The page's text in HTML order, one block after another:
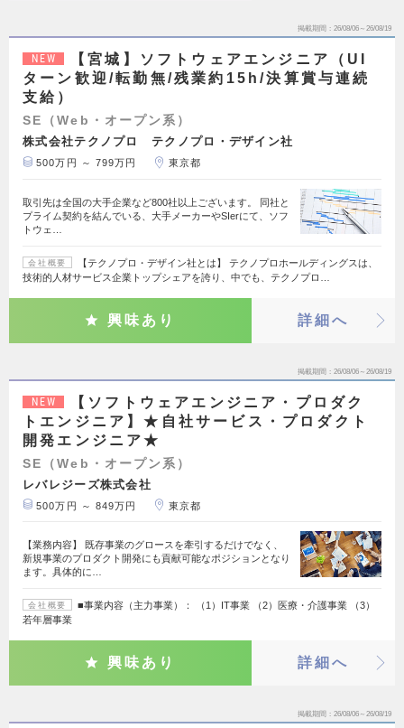
掲載期間 26/08/06～26/08/19
NEW
【宮城】ソフトウェアエンジニア（UI
ターン歓迎/転勤無/残業約15h/決算賞与連続
支給）
SE（Web・オープン系）
株式会社テクノプロ テクノプロ・デザイン社
500万円 ～ 799万円 東京都
取引先は全国の大手企業など800社以上ございます。 同社と
プライム契約を結んでいる、大手メーカーやSIerにて、ソフ
トウェ…
会社概要
【テクノプロ・デザイン社とは】 テクノプロホールディングスは、
技術的人材サービス企業トップシェアを誇り、中でも、テクノプロ…
興味あり 詳細へ
掲載期間 26/08/06～26/08/19
NEW
【ソフトウェアエンジニア・プロダク
トエンジニア】★自社サービス・プロダクト
開発エンジニア★
SE（Web・オープン系）
レバレジーズ株式会社
500万円 ～ 849万円 東京都
【業務内容】 既存事業のグロースを牽引するだけでなく、
新規事業のプロダクト開発にも貢献可能なポジションとなり
ます。具体的に…
会社概要
■事業内容（主力事業）： （1）IT事業 （2）医療・介護事業 （3）
若年層事業
興味あり 詳細へ
掲載期間 26/08/06～26/08/19